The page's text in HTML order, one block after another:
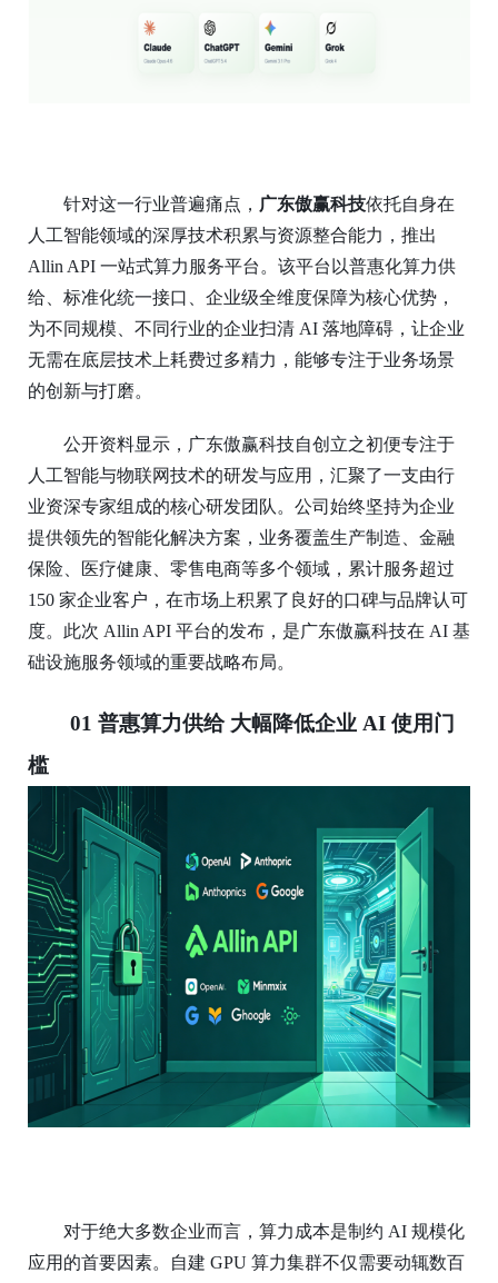
针对这一行业普遍痛点， 广东傲赢科技依托自身在
人工智能领域的深厚技术积累与资源整合能力，推出
Allin API 一站式算力服务平台。该平台以普惠化算力供
给、标准化统一接口、企业级全维度保障为核心优势，
为不同规模、不同行业的企业扫清 AI 落地障碍，让企业
无需在底层技术上耗费过多精力，能够专注于业务场景
的创新与打磨。
公开资料显示，广东傲赢科技自创立之初便专注于
人工智能与物联网技术的研发与应用，汇聚了一支由行
业资深专家组成的核心研发团队。公司始终坚持为企业
提供领先的智能化解决方案，业务覆盖生产制造、金融
保险、医疗健康、零售电商等多个领域，累计服务超过
150 家企业客户，在市场上积累了良好的口碑与品牌认可
度。此次 Allin API 平台的发布，是广东傲赢科技在 AI 基
础设施服务领域的重要战略布局。
01 普惠算力供给 大幅降低企业 AI 使用门
槛
对于绝大多数企业而言，算力成本是制约 AI 规模化
应用的首要因素。自建 GPU 算力集群不仅需要动辄数百